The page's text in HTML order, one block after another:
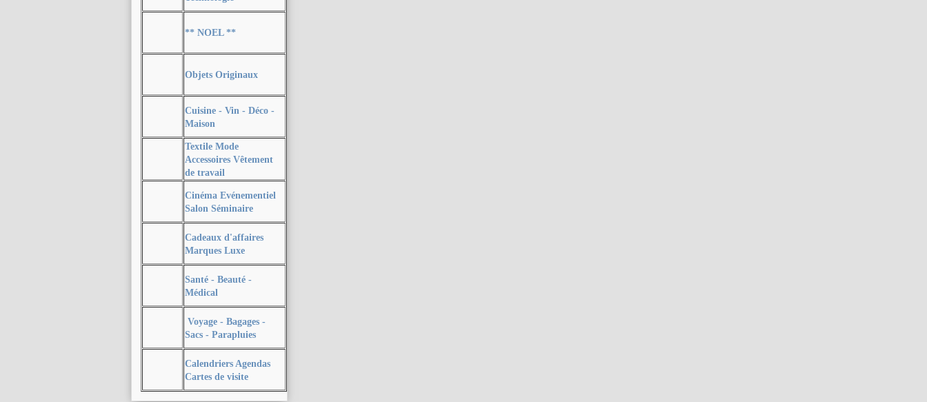
** NOEL **
Objets Originaux
Cuisine - Vin - Déco -
Maison
Textile Mode
Accessoires Vêtement
de travail
Cinéma Evénementiel
Salon Séminaire
Cadeaux d'affaires
Marques Luxe
Santé - Beauté -
Médical
Voyage - Bagages -
Sacs - Parapluies
Calendriers Agendas
Cartes de visite